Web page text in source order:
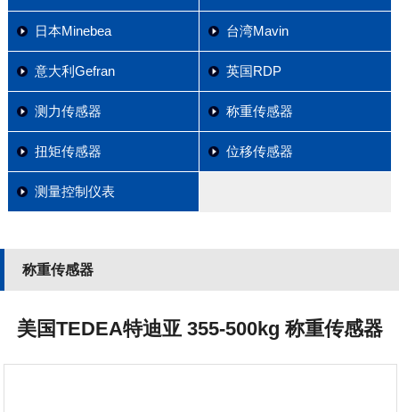
日本Minebea 台湾Mavin
意大利Gefran 英国RDP
测力传感器 称重传感器
扭矩传感器 位移传感器
测量控制仪表
称重传感器
美国TEDEA特迪亚 355-500kg 称重传感器